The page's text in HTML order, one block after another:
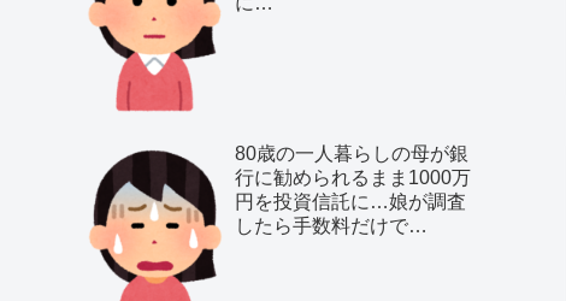
80歳の一人暮らしの母が銀
行に勧められるまま1000万
円を投資信託に…娘が調査
したら手数料だけで…